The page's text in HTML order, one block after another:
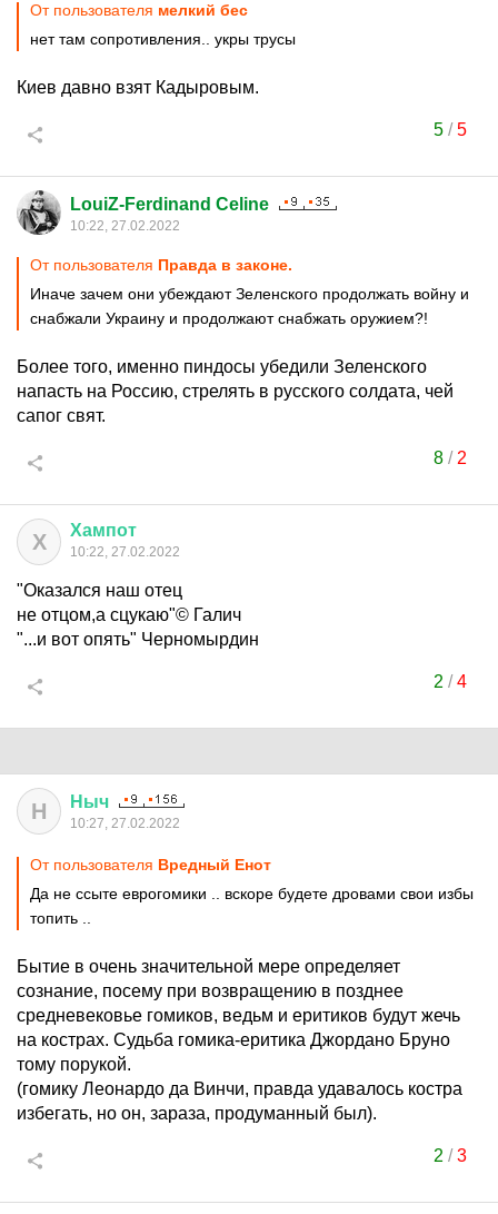
От пользователя мелкий бес
нет там сопротивления.. укры трусы
Киев давно взят Кадыровым.
5/5
LouiZ-Ferdinand Celine
10:22, 27.02.2022
От пользователя Правда в законе.
Иначе зачем они убеждают Зеленского продолжать войну и
снабжали Украину и продолжают снабжать оружием?!
Более того, именно пиндосы убедили Зеленского
напасть на Россию, стрелять в русского солдата, чей
сапог свят.
8/ 2
Х Хампот
10:22, 27.02.2022
"Оказался наш отец
не отцом,а сцукаю"© Галич
"...и вот опять" Черномырдин
2 /4
Н Ныч
10:27, 27.02.2022
От пользователя Вредный Енот
Да не ссыте еврогомики .. вскоре будете дровами свои избы
топить ..
Бытие в очень значительной мере определяет
сознание, посему при возвращению в позднее
средневековье гомиков, ведьм и еритиков будут жечь
на кострах. Судьба гомика-еритика Джордано Бруно
тому порукой.
(гомику Леонардо да Винчи, правда удавалось костра
избегать, но он, зараза, продуманный был).
2 /3